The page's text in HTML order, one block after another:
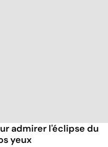
admirer l'éclipse du
yeux